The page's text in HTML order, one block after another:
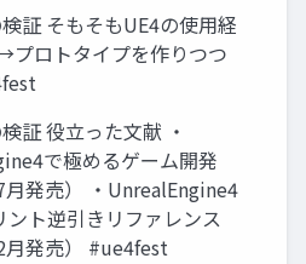
証 そもそもUE4の使用経
プロトタイプを作りつつ
証 役立った文献 ・
で極めるゲーム開発
月発売） ・UnrealEngine4
ント逆引きリファレンス
月発売） #ue4fest